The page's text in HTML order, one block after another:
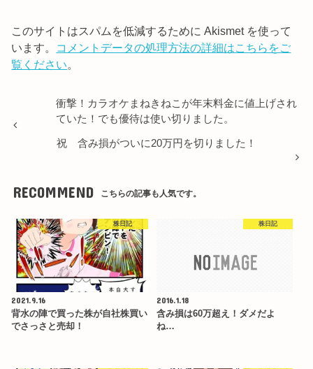
このサイトはスパムを低減するために Akismet を使って
います。 コメントデータの処理方法の詳細はこちらをご
覧ください。
衝撃！カラオケまねきねこが年末料金に値上げされ
ていた！でも優待は使い切りました。
祝 含み損がついに20万円を切りました！
RECOMMEND こちらの記事も人気です。
株日記
2021.9.16
背水の陣で買った株が自社株買い
でさっさと売却！
株日記
2016.1.18
含み損は60万超え！ダメだよ
ね…